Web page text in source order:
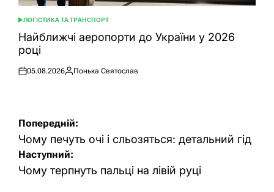
ОПУБЛІКУВАТИ
У
ЛОГІСТИКА ТА ТРАНСПОРТ
Найближчі аеропорти до України у 2026
році
Оприлюднено
05.08.2026
Опубліковано
Понька Святослав
Навігація
записів
Попередній:
Чому печуть очі і сльозяться: детальний гід
Наступний:
Чому терпнуть пальці на лівій руці